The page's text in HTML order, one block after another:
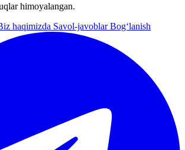
himoyalangan.
haqimizda Savol-javoblarBog‘lanish